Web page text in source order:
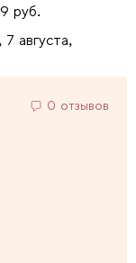
руб.
августа,
0 отзывов